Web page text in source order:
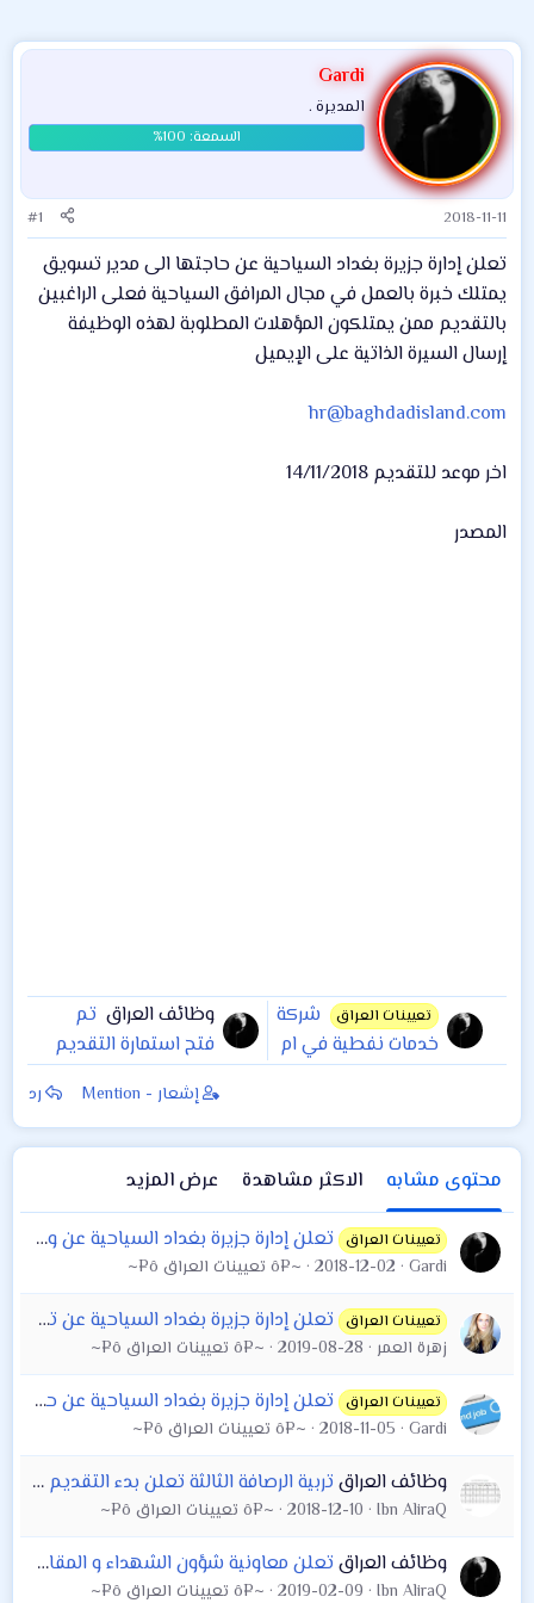
Gardi
المديرة .
2018-11-11
#1
تعلن إدارة جزيرة بغداد السياحية عن حاجتها الى مدير تسويق
يمتلك خبرة بالعمل في مجال المرافق السياحية فعلى الراغبين
بالتقديم ممن يمتلكون المؤهلات المطلوبة لهذه الوظيفة
إرسال السيرة الذاتية على الإيميل
hr@baghdadisland.com
اخر موعد للتقديم 14/11/2018
المصدر
تعيينات العراق
شركة
خدمات نفطية في ام
قصر
وظائف العراق تم
فتح استمارة التقديم
على تعيينات مديرية
تربية كربلاء
إشعار - Mention رد
محتوى مشابه الاكثر مشاهدة عرض المزيد
تعيينات العراق تعلن إدارة جزيرة بغداد السياحية عن وجود وظائف شاغرة بصفة موظفي تسويق ( لكلا الجنسين ) يمتلكون المؤهلات الآتية :
Gardi
2018-12-02 ~¤ô تعيينات العراق ô¤~
تعيينات العراق تعلن إدارة جزيرة بغداد السياحية عن توفر درجات وظيفية
زهرة العمر 2019-08-28 ~¤ô تعيينات العراق ô¤~
تعيينات العراق تعلن إدارة جزيرة بغداد السياحية عن حاجتها الى الاختصاصات المدرجة تفاصيلها أدناه :
Gardi
2018-11-05 ~¤ô تعيينات العراق ô¤~
وظائف العراق تربية الرصافة الثالثة تعلن بدء التقديم على التعيينات يوم الأربعاء القادم ويكون التقديم عن طريق المراكز التي خصصتها والبالغ عددها ٢٤ مركز
Ibn AliraQ
2018-12-10 ~¤ô تعيينات العراق ô¤~
وظائف العراق تعلن معاونية شؤون الشهداء و المقاتلين في هيئة الحشد الشعبي عن حاجتها لموظفين من كلا الجنسين
Ibn AliraQ
2019-02-09 ~¤ô تعيينات العراق ô¤~